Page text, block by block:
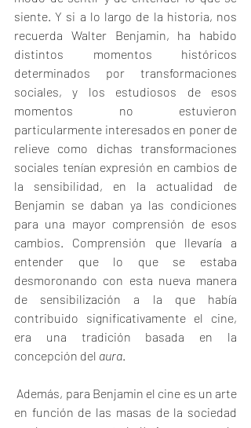
siente. Y si a lo largo de la historia, nos
recuerda Walter Benjamin, ha habido
distintos momentos históricos
determinados por transformaciones
sociales, y los estudiosos de esos
momentos no estuvieron
particularmente interesados en poner de
relieve como dichas transformaciones
sociales tenían expresión en cambios de
la sensibilidad, en la actualidad de
Benjamin se daban ya las condiciones
para una mayor comprensión de esos
cambios. Comprensión que llevaría a
entender que lo que se estaba
desmoronando con esta nueva manera
de sensibilización a la que había
contribuido significativamente el cine,
era una tradición basada en la
concepción del aura
en función de las masas de la sociedad